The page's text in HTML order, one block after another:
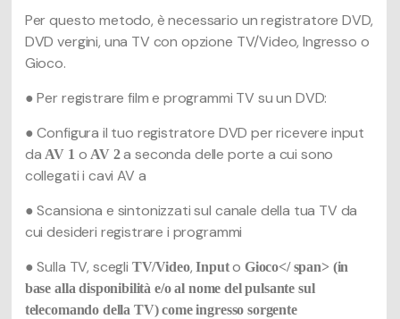
Per questo metodo, è necessario un registratore DVD,
DVD vergini, una TV con opzione TV/Video, Ingresso o
Gioco.
● Per registrare film e programmi TV su un DVD:
● Configura il tuo registratore DVD per ricevere input
daAV 1 oAV 2a seconda delle porte a cui sono
collegati i cavi AV a
● Scansiona e sintonizzati sul canale della tua TV da
cui desideri registrare i programmi
● Sulla TV, scegli TV/Video,Inputo Gioco</ span> (in
base alla disponibilità e/o al nome del pulsante sul
telecomando della TV) come ingresso sorgente